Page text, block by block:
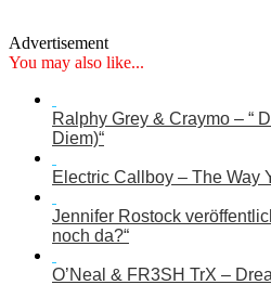
Advertisement
You may also like...
Ralphy Grey & Craymo – “
Diem)“
Electric Callboy – The Way
Jennifer Rostock
noch da?“
O’Neal & FR3SH TrX –